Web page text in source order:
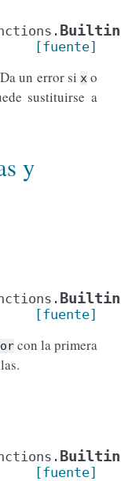
[fuente]
un error si xo
sustituirse a
y
[fuente]
con la primera
[fuente]